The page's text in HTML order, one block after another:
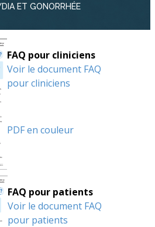
ET GONORRHÉE
FAQ pour cliniciens
Voir le document FAQ
pour cliniciens
PDF en couleur
FAQ pour patients
Voir le document FAQ
pour patients